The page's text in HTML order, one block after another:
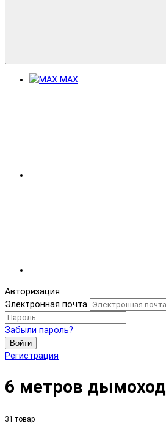
MAX
Авторизация
Электронная почта
Забыли пароль?
Войти
Регистрация
6 метров дымоход
31 товар